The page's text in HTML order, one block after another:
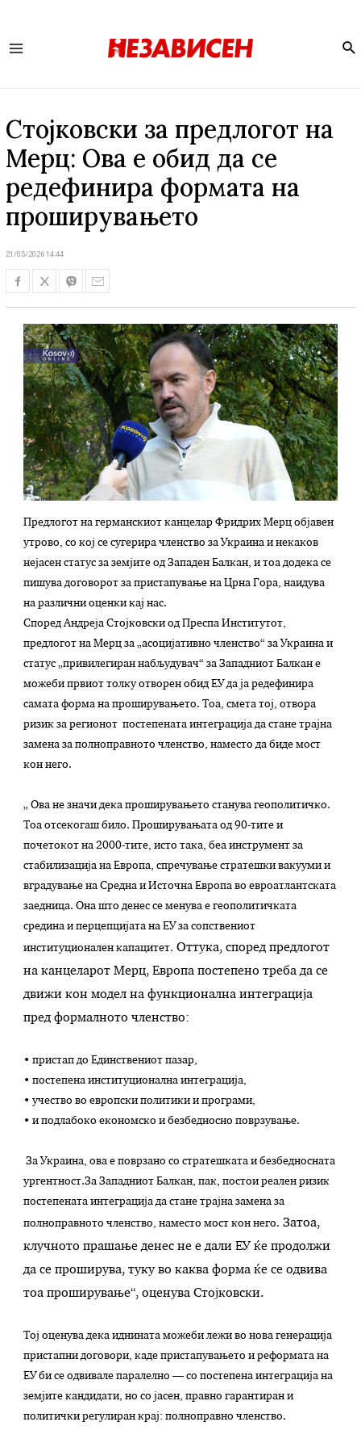
Стојковски за предлогот на
Мерц: Ова е обид да се
редефинира формата на
проширувањето
21/05/2026 14:44
Предлогот на германскиот канцелар Фридрих Мерц објавен
утрово, со кој се сугерира членство за Украина и некаков
нејасен статус за земјите од Западен Балкан, и тоа додека се
пишува договорот за пристапување на Црна Гора, наидува
на различни оценки кај нас.
Според Андреја Стојковски од Преспа Институтот,
предлогот на Мерц за „асоцијативно членство“ за Украина и
статус „привилегиран набљудувач“ за Западниот Балкан е
можеби првиот толку отворен обид ЕУ да ја редефинира
самата форма на проширувањето. Тоа, смета тој, отвора
ризик за регионот постепената интеграција да стане трајна
замена за полноправното членство, наместо да биде мост
кон него.
„ Ова не значи дека проширувањето станува геополитичко.
Тоа отсекогаш било. Проширувањата од 90-тите и
почетокот на 2000-тите, исто така, беа инструмент за
стабилизација на Европа, спречување стратешки вакууми и
вградување на Средна и Источна Европа во евроатлантската
заедница. Она што денес се менува е геополитичката
средина и перцепцијата на ЕУ за сопствениот
институционален капацитет. Оттука, според предлогот
на канцеларот Мерц, Европа постепено треба да се
движи кон модел на функционална интеграција
пред формалното членство:
• пристап до Единствениот пазар,
• постепена институционална интеграција,
• учество во европски политики и програми,
• и подлабоко економско и безбедносно поврзување.
За Украина, ова е поврзано со стратешката и безбедносната
ургентност.За Западниот Балкан, пак, постои реален ризик
постепената интеграција да стане трајна замена за
полноправното членство, наместо мост кон него. Затоа,
клучното прашање денес не е дали ЕУ ќе продолжи
да се проширува, туку во каква форма ќе се одвива
тоа проширување“, оценува Стојковски.
Тој оценува дека иднината можеби лежи во нова генерација
пристапни договори, каде пристапувањето и реформата на
ЕУ би се одвивале паралелно — со постепена интеграција на
земјите кандидати, но со јасен, правно гарантиран и
политички регулиран крај: полноправно членство.